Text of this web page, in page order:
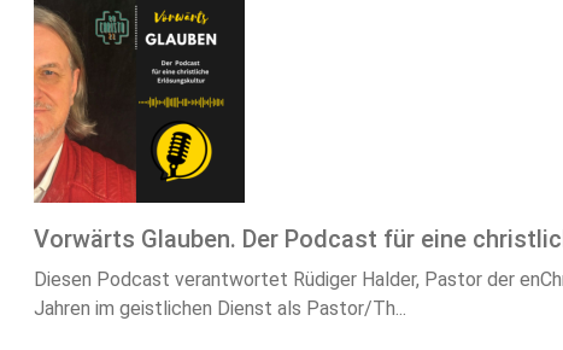
Vorwärts Glauben. Der Podcast für eine
Diesen Podcast verantwortet Rüdiger Halder, Pastor der
Jahren im geistlichen Dienst als Pastor/Th...